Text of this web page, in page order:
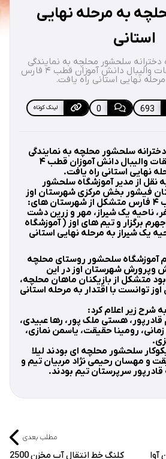
به مرحله نهایی
استانی
دخترانه سلحشور محلچه به نمایندگی
شهرستان اوز در مسابقات والیبال دانش آموزان قطب ۴ فارس
نهایی استانی راه یافت.
693
0 لینک کوتاه
سلحشور محلچه به نمایندگی
شهرستان اوز در مسابقات والیبال دانش آموزان قطب ۴
نهایی استانی راه یافت.
نقل از مدیر آموزشگاه سلحشور
فیشور بخش مرکزی شهرستان اوز
مسابقات والیبال قطب ۴ فارس متشکل از شهرستان های:
ناحیه یک شیراز، مهر و زرین دشت
برگزار و تیم های اوز ( آموزشگاه
یک شیراز به مرحله نهایی استانی
آموزشگاه سلحشور روستای محلچه
وپرورش شهرستان اوز در این
متشکل از بازیکنان ماهان محلچه،
توانست با اقتدار به مرحله استانی
شرح زیر اعلام کرد:
قادرپور، هستی ملک پور، رها عبیدی،
رومینا حقیقت، یاسمن نمازی،
سلحشور محلچه ای بودند لیلا
و مهسان رحیمی نژاد مربیان تیم و
سرپرستان تیم بودند.
آوا
مطلب بعدی
کلنگ خط انتقال آب مخزن 2500